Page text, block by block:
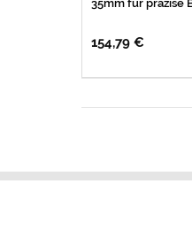
35mm für präzise
154,79 €